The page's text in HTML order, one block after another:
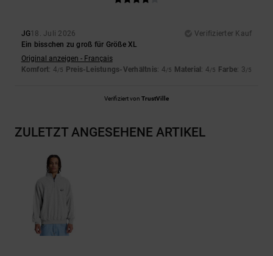
JG18. Juli 2026
Verifizierter Kauf
Ein bisschen zu groß für Größe XL
Original anzeigen - Français
Komfort: 4/5 Preis-Leistungs-Verhältnis: 4/5 Material : 4/5 Farbe: 3/5
Verifiziert von TrustVille
ZULETZT ANGESEHENE ARTIKEL